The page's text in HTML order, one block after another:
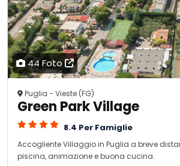
44 Foto
Puglia - Vieste (FG)
Green Park Village
8.4 Per Famiglie
Accogliente Villaggio in Puglia a breve
piscina, animazione e buona cucina.